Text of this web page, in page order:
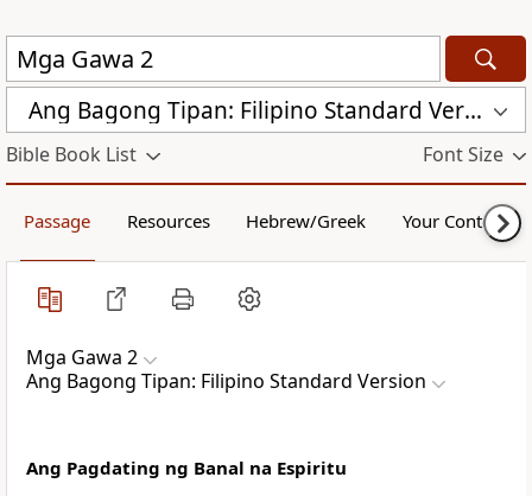
Ang Bagong Tipan: Filipino Standard Version (FSV)
Bible Book List Font Size
Passage Resources Hebrew/Greek Your Content
Mga Gawa 2
Ang Bagong Tipan: Filipino Standard Version
Ang Pagdating ng Banal na Espiritu